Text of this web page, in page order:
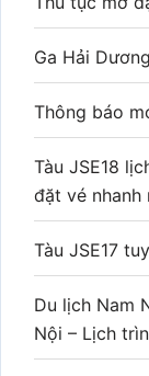
Ga Hải
Thông báo
Tàu JSE18
đặt vé nhanh
Tàu JSE17
Du lịch Nam
Nội – Lịch